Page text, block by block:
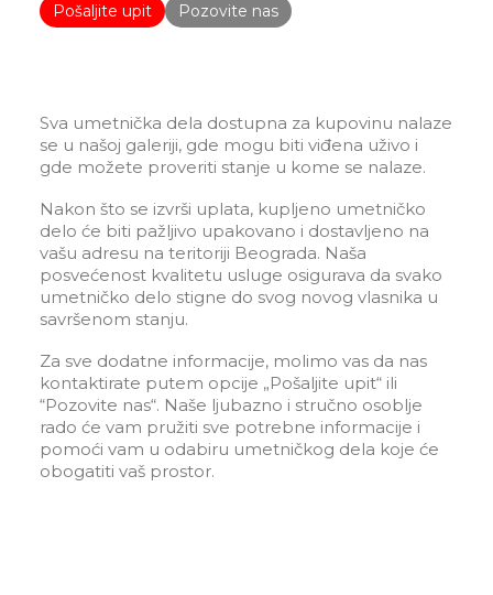
Pošaljite upit Pozovite nas
Sva umetnička dela dostupna za kupovinu nalaze
se u našoj galeriji, gde mogu biti viđena uživo i
gde možete proveriti stanje u kome se nalaze.
Nakon što se izvrši uplata, kupljeno umetničko
delo će biti pažljivo upakovano i dostavljeno na
vašu adresu na teritoriji Beograda. Naša
posvećenost kvalitetu usluge osigurava da svako
umetničko delo stigne do svog novog vlasnika u
savršenom stanju.
Za sve dodatne informacije, molimo vas da nas
kontaktirate putem opcije „Pošaljite upit“ ili
“Pozovite nas“. Naše ljubazno i stručno osoblje
rado će vam pružiti sve potrebne informacije i
pomoći vam u odabiru umetničkog dela koje će
obogatiti vaš prostor.